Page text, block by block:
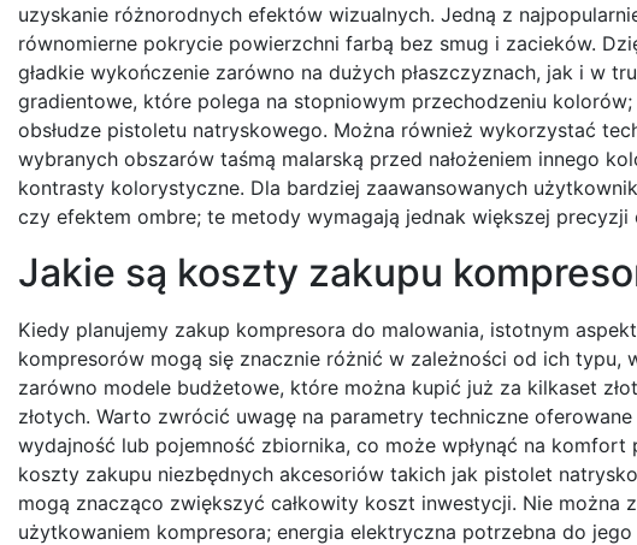
uzyskanie różnorodnych efektów wizualnych. Jedną z
równomierne pokrycie powierzchni farbą bez smug i zacieków.
gładkie wykończenie zarówno na dużych płaszczyznach, jak i w
gradientowe, które polega na stopniowym przechodzeniu
obsłudze pistoletu natryskowego. Można również wykorzystać
wybranych obszarów taśmą malarską przed nałożeniem innego
kontrasty kolorystyczne. Dla bardziej zaawansowanych
czy efektem ombre; te metody wymagają jednak większej
Jakie są koszty zakupu
Kiedy planujemy zakup kompresora do malowania, istotnym
kompresorów mogą się znacznie różnić w zależności od ich
zarówno modele budżetowe, które można kupić już za kilkaset
złotych. Warto zwrócić uwagę na parametry techniczne
wydajność lub pojemność zbiornika, co może wpłynąć na
koszty zakupu niezbędnych akcesoriów takich jak pistolet
mogą znacząco zwiększyć całkowity koszt inwestycji. Nie
użytkowaniem kompresora; energia elektryczna potrzebna do